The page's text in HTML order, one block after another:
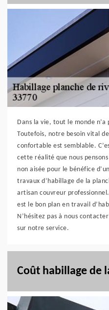
Dans la vie, tout le monde n’a
Toutefois, notre besoin vital
confortable est semblable.
cette réalité que nous
non aisée pour le bénéfice
travaux d’habillage de la
artisan couvreur
est le bon plan en travail
N’hésitez pas à nous
sur notre service.
Coût habillage de